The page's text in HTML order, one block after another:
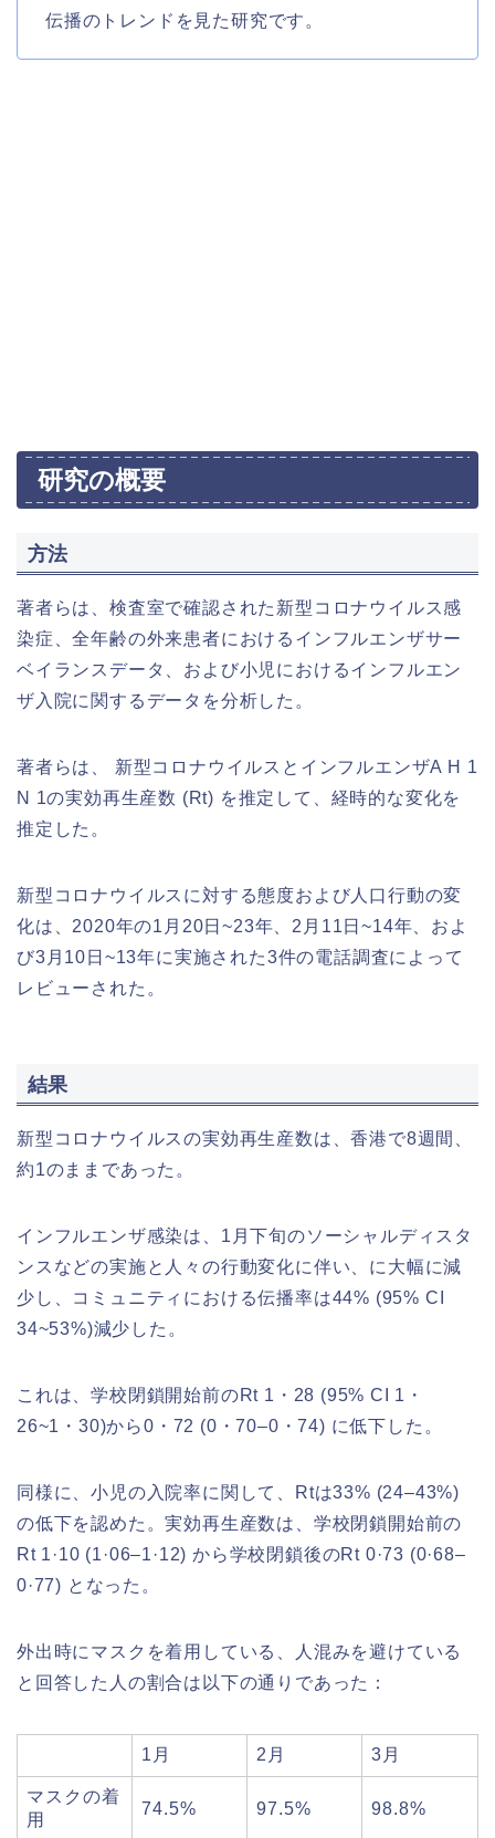
伝播のトレンドを見た研究です。
研究の概要
方法
著者らは、検査室で確認された新型コロナウイルス感
染症、全年齢の外来患者におけるインフルエンザサー
ベイランスデータ、および小児におけるインフルエン
ザ入院に関するデータを分析した。
著者らは、 新型コロナウイルスとインフルエンザA H 1
N 1の実効再生産数 (Rt) を推定して、経時的な変化を
推定した。
新型コロナウイルスに対する態度および人口行動の変
化は、2020年の1月20日~23年、2月11日~14年、およ
び3月10日~13年に実施された3件の電話調査によって
レビューされた。
結果
新型コロナウイルスの実効再生産数は、香港で8週間、
約1のままであった。
インフルエンザ感染は、1月下旬のソーシャルディスタ
ンスなどの実施と人々の行動変化に伴い、に大幅に減
少し、コミュニティにおける伝播率は44% (95% CI
34~53%)減少した。
これは、学校閉鎖開始前のRt 1・28 (95% CI 1・
26~1・30)から0・72 (0・70–0・74) に低下した。
同様に、小児の入院率に関して、Rtは33% (24–43%)
の低下を認めた。実効再生産数は、学校閉鎖開始前の
Rt 1·10 (1·06–1·12) から学校閉鎖後のRt 0·73 (0·68–
0·77) となった。
外出時にマスクを着用している、人混みを避けている
と回答した人の割合は以下の通りであった：
1月 2月 3月
マスクの着
用
74.5% 97.5% 98.8%